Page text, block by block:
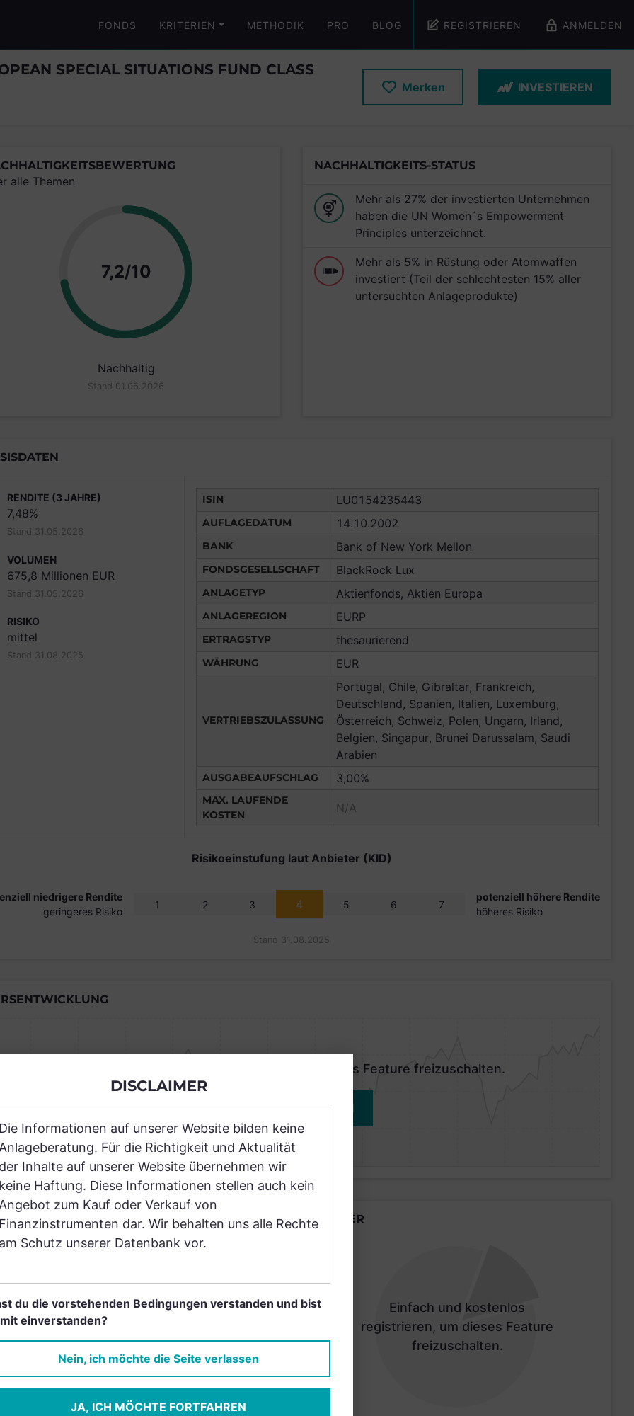
FONDS KRITERIEN METHODIK PRO BLOG REGISTRIEREN ANMELDEN
SPECIAL SITUATIONS FUND CLASS
Merken INVESTIEREN
alle Themen
7,2/10 Punkte
Nachhaltig
Stand 01.06.2026
NACHHALTIGKEITS-STATUS
Mehr als 27% der investierten Unternehmen
haben die UN Women´s Empowerment
Principles unterzeichnet.
Mehr als 5% in Rüstung oder Atomwaffen
investiert (Teil der schlechtesten 15% aller
untersuchten Anlageprodukte)
RENDITE (3 JAHRE)
7,48%
Stand 31.05.2026
VOLUMEN
675,8 Millionen EUR
Stand 31.05.2026
RISIKO
mittel
Stand 31.08.2025
ISIN LU0154235443
AUFLAGEDATUM 14.10.2002
BANK Bank of New York Mellon
FONDSGESELLSCHAFT BlackRock Lux
ANLAGETYP Aktienfonds, Aktien Europa
ANLAGEREGION EURP
ERTRAGSTYP thesaurierend
WÄHRUNG EUR
VERTRIEBSZULASSUNG
Portugal, Chile, Gibraltar, Frankreich,
Deutschland, Spanien, Italien, Luxemburg,
Österreich, Schweiz, Polen, Ungarn, Irland,
Belgien, Singapur, Brunei Darussalam, Saudi
Arabien
AUSGABEAUFSCHLAG 3,00%
MAX. LAUFENDE
KOSTEN
N/A
Risikoeinstufung laut Anbieter (KID)
niedrigere Rendite
geringeres Risiko
1 2 3 4 5 6 7
potenziell höhere Rendite
höheres Risiko
Stand 31.08.2025
Einfach und kostenlos registrieren, um dieses Feature freizuschalten.
JETZT ANMELDEN
Einfach und kostenlos
registrieren, um dieses Feature
freizuschalten.
LÄNDER
Einfach und kostenlos
registrieren, um dieses Feature
freizuschalten.
DISCLAIMER
Die Informationen auf unserer Website bilden keine
Anlageberatung. Für die Richtigkeit und Aktualität
der Inhalte auf unserer Website übernehmen wir
keine Haftung. Diese Informationen stellen auch kein
Angebot zum Kauf oder Verkauf von
Finanzinstrumenten dar. Wir behalten uns alle Rechte
am Schutz unserer Datenbank vor.
du die vorstehenden Bedingungen verstanden und bist
einverstanden?
Nein, ich möchte die Seite verlassen
JA, ICH MÖCHTE FORTFAHREN